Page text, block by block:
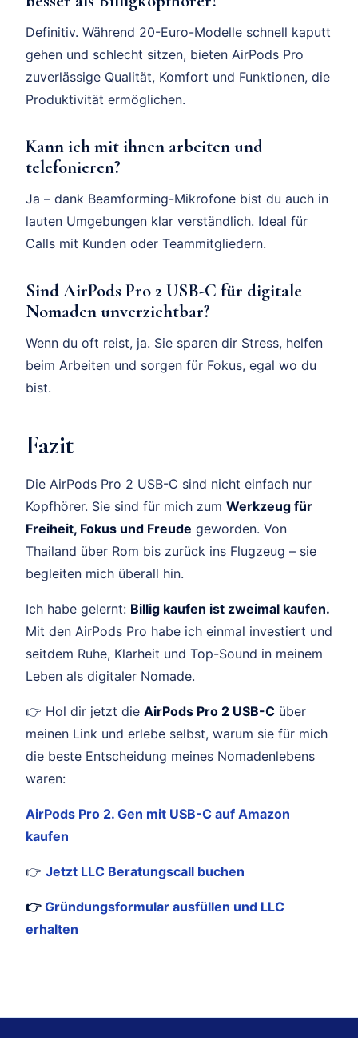
Definitiv. Während 20-Euro-Modelle schnell kaputt
gehen und schlecht sitzen, bieten AirPods Pro
zuverlässige Qualität, Komfort und Funktionen, die
Produktivität ermöglichen.
Kann ich mit ihnen arbeiten und
telefonieren?
Ja – dank Beamforming-Mikrofone bist du auch in
lauten Umgebungen klar verständlich. Ideal für
Calls mit Kunden oder Teammitgliedern.
Sind AirPods Pro 2 USB-C für digitale
Nomaden unverzichtbar?
Wenn du oft reist, ja. Sie sparen dir Stress, helfen
beim Arbeiten und sorgen für Fokus, egal wo du
bist.
Fazit
Die AirPods Pro 2 USB-C sind nicht einfach nur
Kopfhörer. Sie sind für mich zum Werkzeug für
Freiheit, Fokus und Freude geworden. Von
Thailand über Rom bis zurück ins Flugzeug – sie
begleiten mich überall hin.
Ich habe gelernt: Billig kaufen ist zweimal kaufen.
Mit den AirPods Pro habe ich einmal investiert und
seitdem Ruhe, Klarheit und Top-Sound in meinem
Leben als digitaler Nomade.
👉 Hol dir jetzt die AirPods Pro 2 USB-C über
meinen Link und erlebe selbst, warum sie für mich
die beste Entscheidung meines Nomadenlebens
waren:
AirPods Pro 2. Gen mit USB-C auf Amazon
kaufen
👉 Jetzt LLC Beratungscall buchen
👉 Gründungsformular ausfüllen und LLC
erhalten